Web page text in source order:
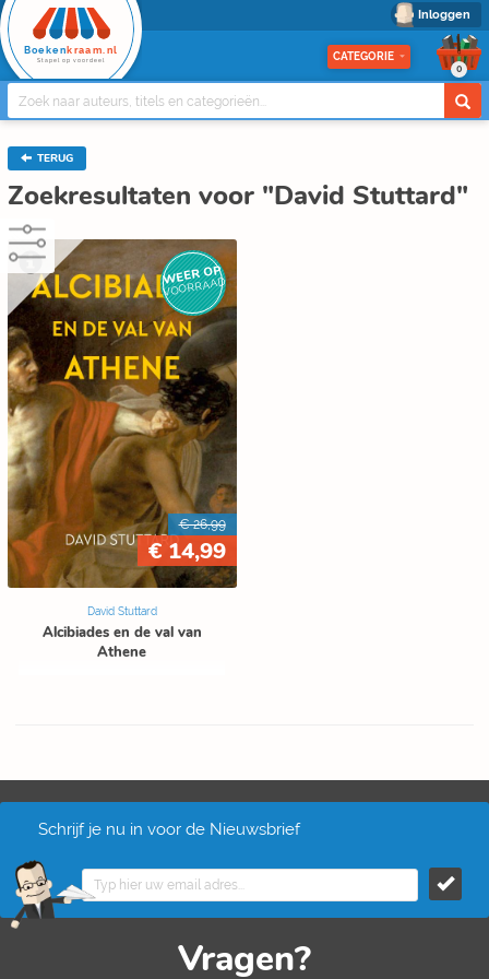
Inloggen
Boeken kraam.nl
Stapel op voordeel CATEGORIE
0
TERUG
Zoekresultaten voor "David Stuttard"
WEER OP
VOORRAAD
€ 26,99
€ 14,99
David Stuttard
Alcibiades en de val van
Athene
Schrijf je nu in voor de Nieuwsbrief
Vragen?